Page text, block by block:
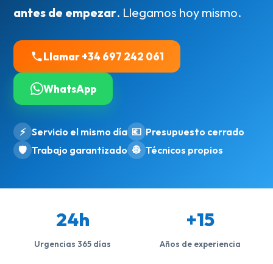
antes de empezar. Llegamos hoy mismo.
Llamar +34 697 242 061
WhatsApp
⚡ Servicio el mismo día 💶 Presupuesto cerrado
🛡️ Trabajo garantizado 👷 Técnicos propios
24h
Urgencias 365 días
+15
Años de experiencia